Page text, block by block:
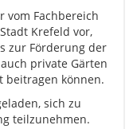
vom Fachbereich
Krefeld vor,
zur Förderung der
private Gärten
beitragen können.
sich zu
teilzunehmen.